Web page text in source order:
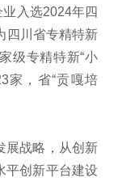
入选2024年四
四川省专精特新
级专精特新“小
家，省“贡嘎培
展战略，从创新
平创新平台建设